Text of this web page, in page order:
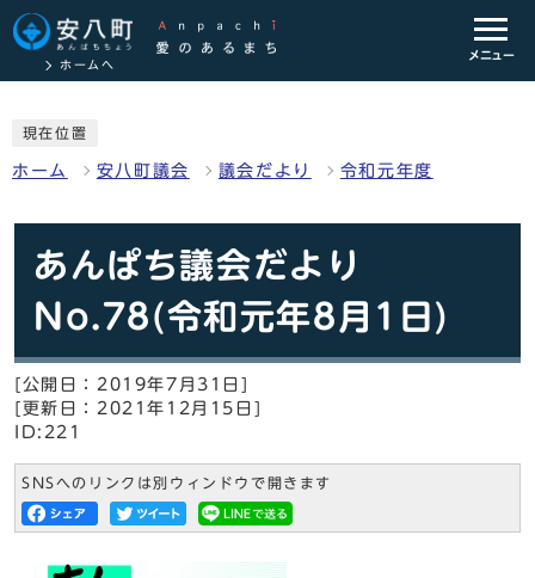
ホームへ
メニュー
現在位置
ホーム 安八町議会 議会だより 令和元年度
あんぱち議会だより
No.78(令和元年8月1日)
[公開日：2019年7月31日]
[更新日：2021年12月15日]
ID:221
SNSへのリンクは別ウィンドウで開きます